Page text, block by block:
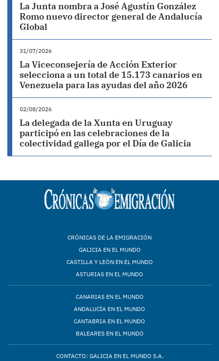
La Junta nombra a José Agustín González
Romo nuevo director general de Andalucía
Global
31/07/2026
La Viceconsejería de Acción Exterior
selecciona a un total de 15.173 canarios en
Venezuela para las ayudas del año 2026
02/08/2026
La delegada de la Xunta en Uruguay
participó en las celebraciones de la
colectividad gallega por el Día de Galicia
CRÓNICAS DE LA EMIGRACIÓN
GALICIA EN EL MUNDO
CASTILLA Y LEÓN EN EL MUNDO
ASTURIAS EN EL MUNDO
CANARIAS EN EL MUNDO
ANDALUCÍA EN EL MUNDO
CANTABRIA EN EL MUNDO
BALEARES EN EL MUNDO
CONTACTO: GALICIA EN EL MUNDO S.A.